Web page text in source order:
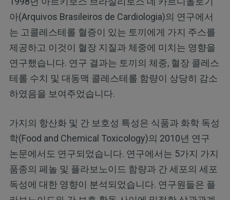
아(Arquivos Brasileiros de Cardiologia)의 연구에서
는 고콜레스테롤 혈증이 있는 토끼에게 가지 주스를
제공하고 이것이 혈장 지질과 체중에 미치는 영향을
연구했습니다. 연구 결과는 토끼의 체중, 혈장 콜레스
테롤 수치 및 대동맥 콜레스테롤 함량이 상당히 감소
하였음을 보여주었습니다.
가지의 항산화 및 간 보호성 특성은 식품과 화학 독성
학(Food and Chemical Toxicology)의 2010년 연구
논문에서도 연구되었습니다. 연구에서는 5가지 가지
품종의 페놀 및 플라보노이드 함량과 간 세포의 세포
독성에 대한 영향이 분석되었습니다. 연구원들은 플